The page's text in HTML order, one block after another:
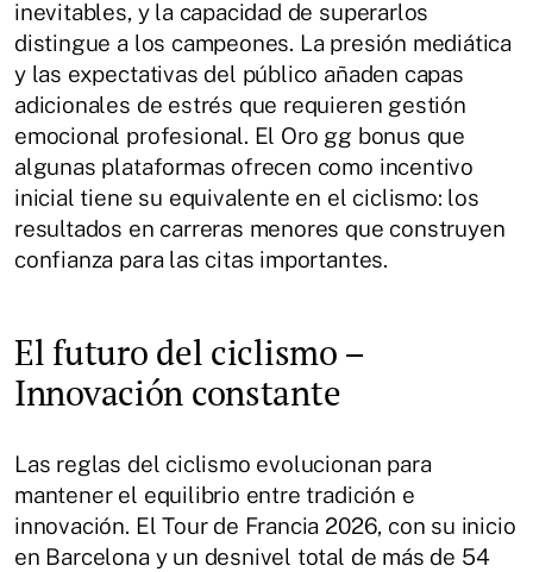
inevitables, y la capacidad de superarlos
distingue a los campeones. La presión mediática
y las expectativas del público añaden capas
adicionales de estrés que requieren gestión
emocional profesional. El Oro gg bonus que
algunas plataformas ofrecen como incentivo
inicial tiene su equivalente en el ciclismo: los
resultados en carreras menores que construyen
confianza para las citas importantes.
El futuro del ciclismo –
Innovación constante
Las reglas del ciclismo evolucionan para
mantener el equilibrio entre tradición e
innovación. El Tour de Francia 2026, con su inicio
en Barcelona y un desnivel total de más de 54